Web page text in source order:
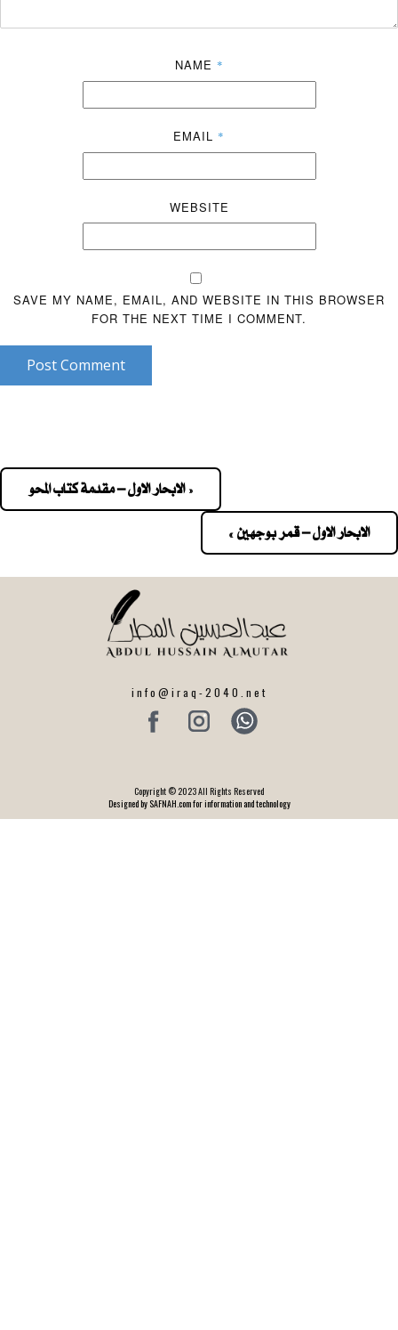
NAME *
EMAIL *
WEBSITE
SAVE MY NAME, EMAIL, AND WEBSITE IN THIS BROWSER
FOR THE NEXT TIME I COMMENT.
Post Comment
navigation
« الابحار الاول – مقدمة كتاب المحو
الابحار الاول – قمر بوجهين »
info@iraq-2040.net
Copyright © 2023 All Rights Reserved
Designed by SAFNAH.com for information and technology